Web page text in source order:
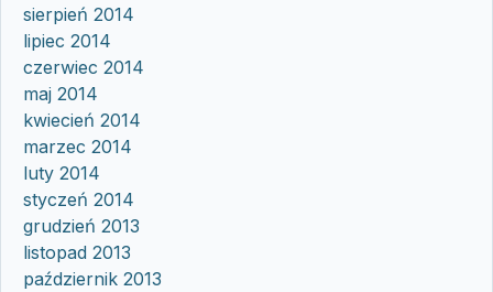
sierpień 2014
lipiec 2014
czerwiec 2014
maj 2014
kwiecień 2014
marzec 2014
luty 2014
styczeń 2014
grudzień 2013
listopad 2013
październik 2013